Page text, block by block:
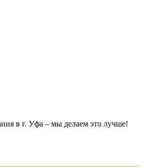
в г. Уфа – мы делаем это лучше!